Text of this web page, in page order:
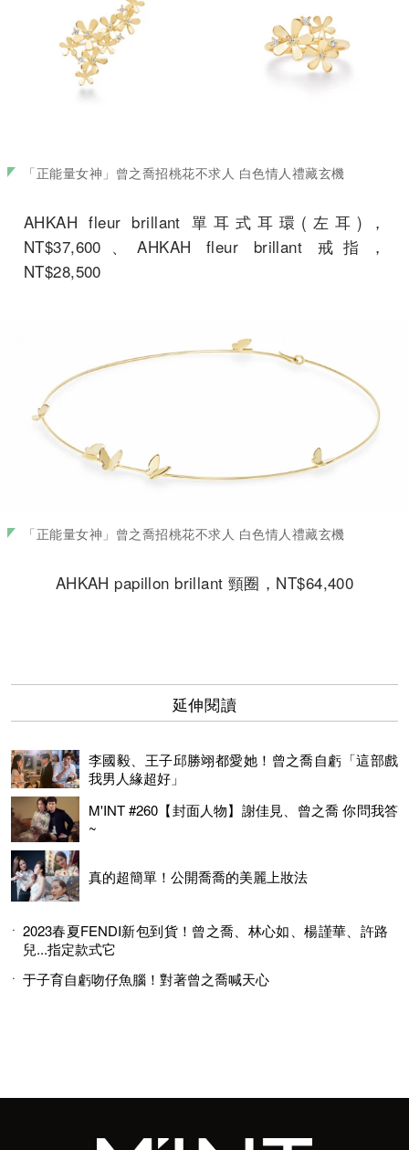
「正能量女神」曾之喬招桃花不求人 白色情人禮藏玄機
AHKAH fleur brillant 單耳式耳環(左耳)，
NT$37,600、AHKAH fleur brillant 戒指，
NT$28,500
「正能量女神」曾之喬招桃花不求人 白色情人禮藏玄機
AHKAH papillon brillant 頸圈，NT$64,400
延伸閱讀
李國毅、王子邱勝翊都愛她！曾之喬自虧「這部戲
我男人緣超好」
M'INT #260【封面人物】謝佳見、曾之喬 你問我答
~
真的超簡單！公開喬喬的美麗上妝法
2023春夏FENDI新包到貨！曾之喬、林心如、楊謹華、許路
兒...指定款式它
于子育自虧吻仔魚腦！對著曾之喬喊天心